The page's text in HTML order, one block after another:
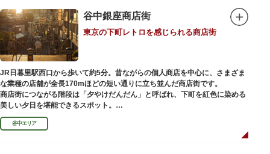
を一部踏襲している広大な庭は、建築様式同様に和洋併置式とされ、「芝
庭」をもつ近代庭園の初期の形を残しています。江戸時代の石碑や手水鉢、
庭石などが見られ、煉瓦塀を含めた敷地全体が重要文化財に指定されていま
す。
谷中銀座商店街
東京の下町レトロを感じられる商店街
JR日暮里駅西口から歩いて約5分。昔ながらの個人商店を中心に、さまざま
な業種の店舗が全長170mほどの短い通りに立ち並んだ商店街です。
商店街につながる階段は「夕やけだんだん」と呼ばれ、下町を紅色に染める
美しい夕日を堪能できるスポット。
谷中銀座商店街は1945年頃に自然発生的に生まれ、現在の近隣型商店街へと
発展。昭和の懐かしい商店街の景観を見ることができます。東京の下町レト
谷中エリア